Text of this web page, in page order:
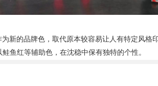
新的品牌色，取代原本较容易让人有特定风格
鱼红等辅助色，在沈稳中保有独特的个性。